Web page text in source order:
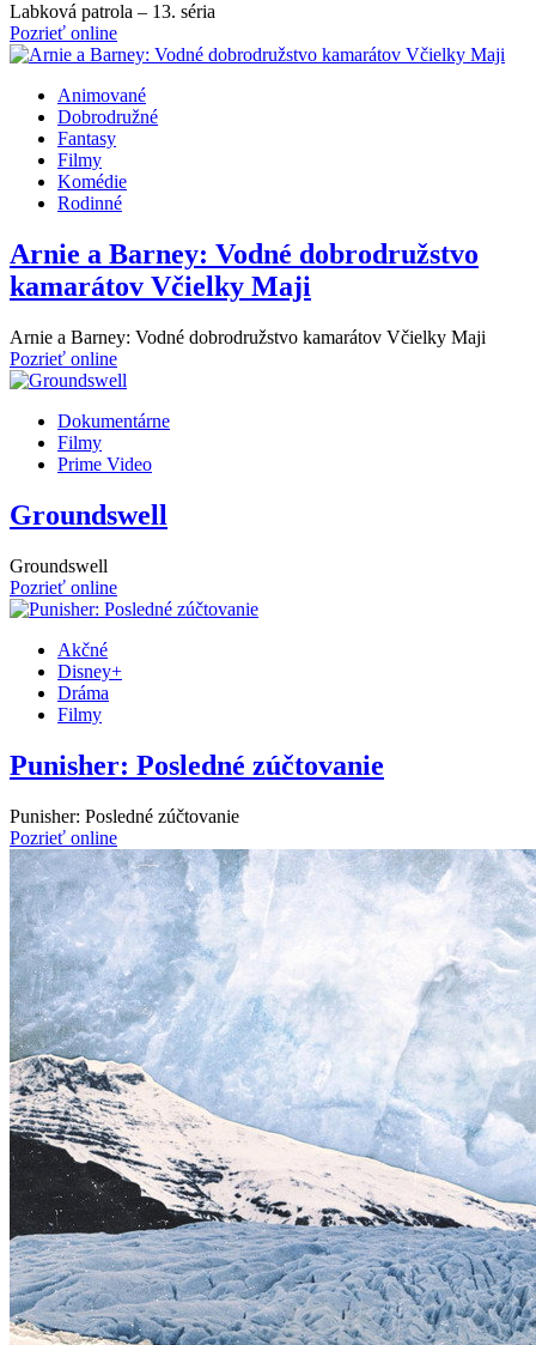
Labková patrola – 13. séria
Pozrieť online
Animované
Dobrodružné
Fantasy
Filmy
Komédie
Rodinné
Arnie a Barney: Vodné dobrodružstvo
kamarátov Včielky Maji
Arnie a Barney: Vodné dobrodružstvo kamarátov Včielky Maji
Pozrieť online
Dokumentárne
Filmy
Prime Video
Groundswell
Groundswell
Pozrieť online
Akčné
Disney+
Dráma
Filmy
Punisher: Posledné zúčtovanie
Punisher: Posledné zúčtovanie
Pozrieť online